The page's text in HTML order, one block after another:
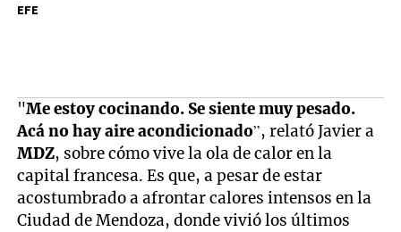
EFE
"Me estoy cocinando. Se siente muy pesado.
Acá no hay aire acondicionado”, relató Javier a
MDZ, sobre cómo vive la ola de calor en la
capital francesa. Es que, a pesar de estar
acostumbrado a afrontar calores intensos en la
Ciudad de Mendoza, donde vivió los últimos